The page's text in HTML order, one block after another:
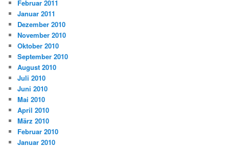
Februar 2011
Januar 2011
Dezember 2010
November 2010
Oktober 2010
September 2010
August 2010
Juli 2010
Juni 2010
Mai 2010
April 2010
März 2010
Februar 2010
Januar 2010